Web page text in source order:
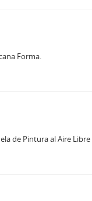
Forma.
de Pintura al Aire Libre